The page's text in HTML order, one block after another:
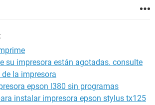
su impresora están agotadas. consulte
la impresora
epson l380 sin programas
instalar impresora epson stylus tx125